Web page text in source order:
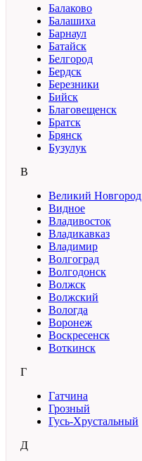
Балаково
Балашиха
Барнаул
Батайск
Белгород
Бердск
Березники
Бийск
Благовещенск
Братск
Брянск
Бузулук
В
Великий Новгород
Видное
Владивосток
Владикавказ
Владимир
Волгоград
Волгодонск
Волжск
Волжский
Вологда
Воронеж
Воскресенск
Воткинск
Г
Гатчина
Грозный
Гусь-Хрустальный
Д